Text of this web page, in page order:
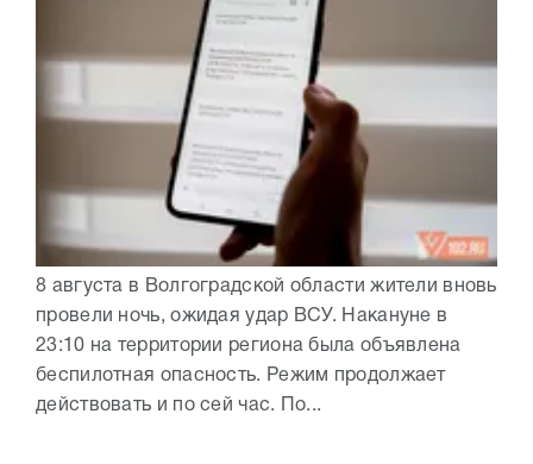
8 августа в Волгоградской области жители вновь
провели ночь, ожидая удар ВСУ. Накануне в
23:10 на территории региона была объявлена
беспилотная опасность. Режим продолжает
действовать и по сей час. По...